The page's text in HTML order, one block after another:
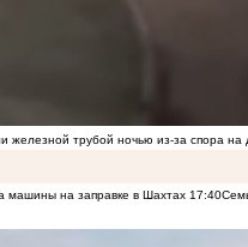
железной трубой ночью из-за спора на
машины на заправке в Шахтах 17:40